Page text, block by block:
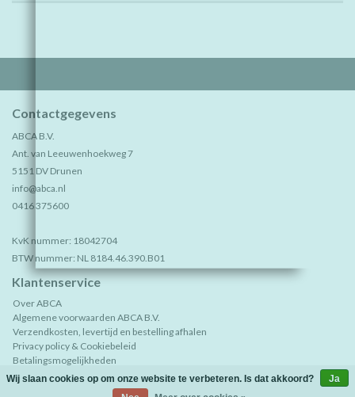
Contactgegevens
ABCA B.V.
Ant. van Leeuwenhoekweg 7
5151 DV Drunen
info@abca.nl
0416 375600
KvK nummer: 18042704
BTW nummer: NL 8184.46.390.B01
Klantenservice
Over ABCA
Algemene voorwaarden ABCA B.V.
Verzendkosten, levertijd en bestelling afhalen
Privacy policy & Cookiebeleid
Betalingsmogelijkheden
Retourneren
Sample aanvraag, bezoek showroom óf vertegenwoordiger?
Wij slaan cookies op om onze website te verbeteren. Is dat akkoord?
Ja